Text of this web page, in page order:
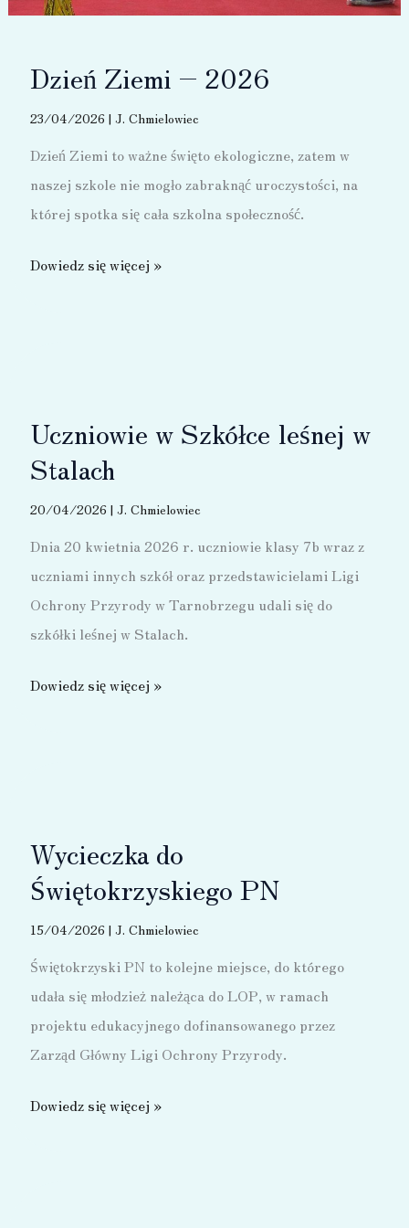
Dzień Ziemi – 2026
23/04/2026 | J. Chmielowiec
Dzień Ziemi to ważne święto ekologiczne, zatem w
naszej szkole nie mogło zabraknąć uroczystości, na
której spotka się cała szkolna społeczność.
Dzień
Dowiedz się więcej »
Uczniowie w Szkółce leśnej w
Stalach
20/04/2026 | J. Chmielowiec
Dnia 20 kwietnia 2026 r. uczniowie klasy 7b wraz z
uczniami innych szkół oraz przedstawicielami Ligi
Ochrony Przyrody w Tarnobrzegu udali się do
szkółki leśnej w Stalach.
Uczniowie
Dowiedz się więcej »
Wycieczka do
Świętokrzyskiego PN
15/04/2026 | J. Chmielowiec
Świętokrzyski PN to kolejne miejsce, do którego
udała się młodzież należąca do LOP, w ramach
projektu edukacyjnego dofinansowanego przez
Zarząd Główny Ligi Ochrony Przyrody.
Wycieczka
Dowiedz się więcej »